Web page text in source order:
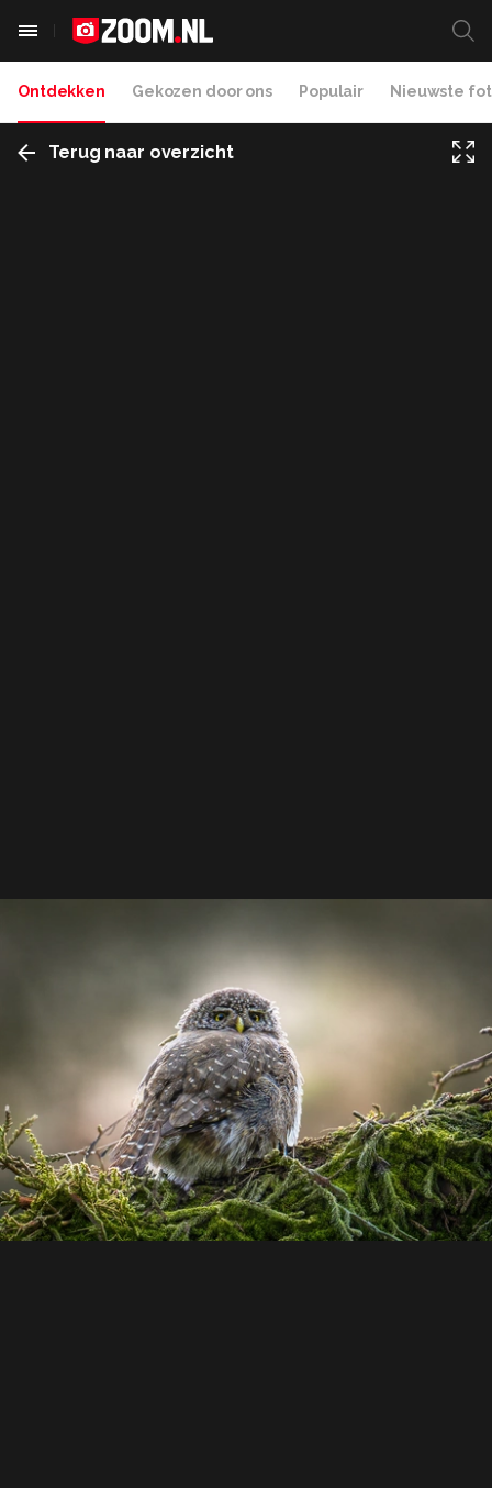
Ontdekken Gekozen door ons Populair Nieuwste
Terug naar overzicht